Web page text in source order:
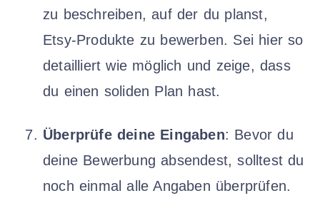
zu beschreiben, auf der du planst,
Etsy-Produkte zu bewerben. Sei hier so
detailliert wie möglich und zeige, dass
du einen soliden Plan hast.
Überprüfe deine Eingaben: Bevor du
deine Bewerbung absendest, solltest du
noch einmal alle Angaben überprüfen.